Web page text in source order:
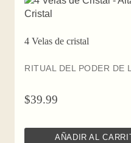
4 Velas de cristal
RITUAL DEL PODER DE
$39.99
AÑADIR AL